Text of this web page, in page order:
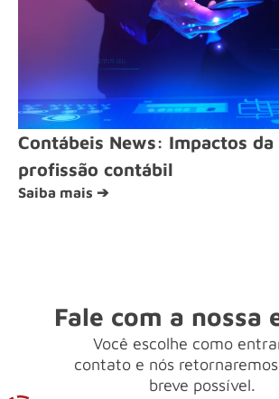
Contábeis News: Impactos da
profissão contábil
Saiba mais ➔
Fale com a nossa
Você escolhe como
contato e nós
breve possível.